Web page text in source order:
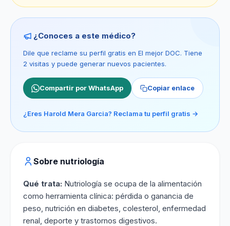
¿Conoces a este médico?
Dile que reclame su perfil gratis en El mejor DOC. Tiene
2 visitas y puede generar nuevos pacientes.
Compartir por WhatsApp Copiar enlace
¿Eres Harold Mera Garcia? Reclama tu perfil gratis →
Sobre nutriología
Qué trata: Nutriología se ocupa de la alimentación
como herramienta clínica: pérdida o ganancia de
peso, nutrición en diabetes, colesterol, enfermedad
renal, deporte y trastornos digestivos.